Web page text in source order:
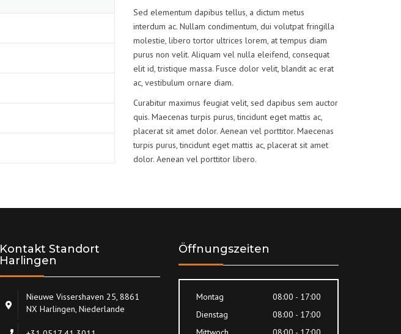
Sed elementum dapibus tellus, a dictum metus
interdum ac. Nullam condimentum, dui volutpat fringilla
molestie, libero tortor ultrices lorem, at tempus diam
purus non velit. Aliquam vel nulla eleifend, consequat
elit id, tristique massa. Fusce dolor velit, blandit ac erat
ac, vestibulum ornare diam.
Curabitur maximus feugiat velit, sed dapibus sem auctor
quis. Maecenas turpis purus, tincidunt eget mattis ac,
placerat sit amet dolor. Aenean vel porttitor. Maecenas
turpis purus, tincidunt eget mattis ac, placerat sit amet
dolor. Aenean vel porttitor libero.
Kontakt Standort
Harlingen
Nieuwe Vissershaven 25, 8861
NX Harlingen, Niederlande
Öffnungszeiten
Montag
08:00 - 17:00
Dienstag
08:00 - 17:00